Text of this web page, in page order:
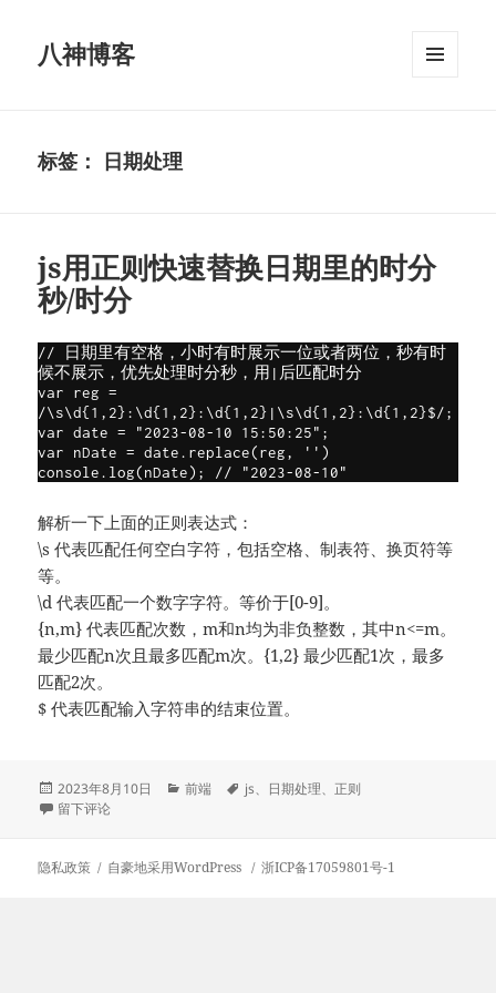
八神博客
标签： 日期处理
js用正则快速替换日期里的时分
秒/时分
// 日期里有空格，小时有时展示一位或者两位，秒有时
候不展示，优先处理时分秒，用|后匹配时分
var reg =
/\s\d{1,2}:\d{1,2}:\d{1,2}|\s\d{1,2}:\d{1,2}$/;
var date = "2023-08-10 15:50:25";
var nDate = date.replace(reg, '')
console.log(nDate); // "2023-08-10"
解析一下上面的正则表达式：
\s 代表匹配任何空白字符，包括空格、制表符、换页符等
等。
\d 代表匹配一个数字字符。等价于[0-9]。
{n,m} 代表匹配次数，m和n均为非负整数，其中n<=m。
最少匹配n次且最多匹配m次。{1,2} 最少匹配1次，最多
匹配2次。
$ 代表匹配输入字符串的结束位置。
发
布
2023年8月10日
分
前端
标
js、 日期处理、 正则
于js用正则快速替换日期里的时分秒/时分
留下评论
隐私政策 自豪地采用WordPress 浙ICP备17059801号-1